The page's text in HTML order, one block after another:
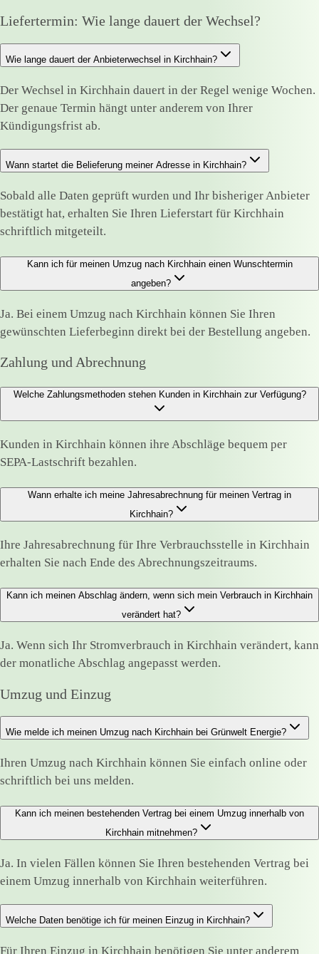
Liefertermin: Wie lange dauert der Wechsel?
Wie lange dauert der Anbieterwechsel in Kirchhain?
Der Wechsel in Kirchhain dauert in der Regel wenige Wochen.
Der genaue Termin hängt unter anderem von Ihrer
Kündigungsfrist ab.
Wann startet die Belieferung meiner Adresse in Kirchhain?
Sobald alle Daten geprüft wurden und Ihr bisheriger Anbieter
bestätigt hat, erhalten Sie Ihren Lieferstart für Kirchhain
schriftlich mitgeteilt.
Kann ich für meinen Umzug nach Kirchhain einen Wunschtermin
angeben?
Ja. Bei einem Umzug nach Kirchhain können Sie Ihren
gewünschten Lieferbeginn direkt bei der Bestellung angeben.
Zahlung und Abrechnung
Welche Zahlungsmethoden stehen Kunden in Kirchhain zur Verfügung?
Kunden in Kirchhain können ihre Abschläge bequem per
SEPA-Lastschrift bezahlen.
Wann erhalte ich meine Jahresabrechnung für meinen Vertrag in
Kirchhain?
Ihre Jahresabrechnung für Ihre Verbrauchsstelle in Kirchhain
erhalten Sie nach Ende des Abrechnungszeitraums.
Kann ich meinen Abschlag ändern, wenn sich mein Verbrauch in Kirchhain
verändert hat?
Ja. Wenn sich Ihr Stromverbrauch in Kirchhain verändert, kann
der monatliche Abschlag angepasst werden.
Umzug und Einzug
Wie melde ich meinen Umzug nach Kirchhain bei Grünwelt Energie?
Ihren Umzug nach Kirchhain können Sie einfach online oder
schriftlich bei uns melden.
Kann ich meinen bestehenden Vertrag bei einem Umzug innerhalb von
Kirchhain mitnehmen?
Ja. In vielen Fällen können Sie Ihren bestehenden Vertrag bei
einem Umzug innerhalb von Kirchhain weiterführen.
Welche Daten benötige ich für meinen Einzug in Kirchhain?
Für Ihren Einzug in Kirchhain benötigen Sie unter anderem